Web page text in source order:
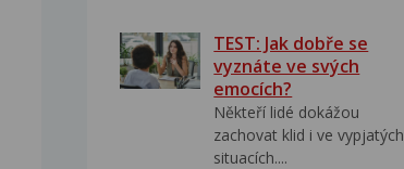
TEST: Jak dobře se
vyznáte ve svých
emocích?
Někteří lidé dokážou
zachovat klid i ve vypjatých
situacích....